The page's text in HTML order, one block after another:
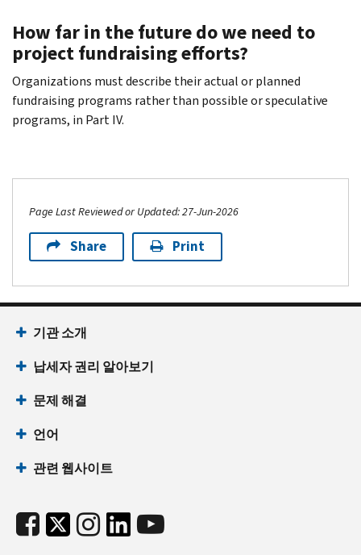
How far in the future do we need to
project fundraising efforts?
Organizations must describe their actual or planned
fundraising programs rather than possible or speculative
programs, in Part IV.
Page Last Reviewed or Updated: 27-Jun-2026
Share Print
기관 소개
납세자 권리 알아보기
문제 해결
언어
관련 웹사이트